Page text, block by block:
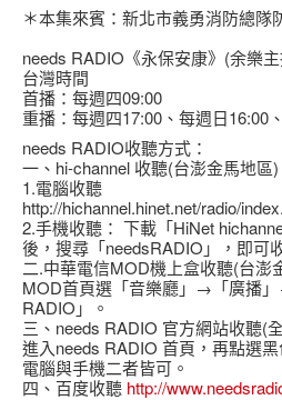
＊本集來賓：新北市義勇消防總隊
needs RADIO《永保安康》(余樂
台灣時間
首播：每週四09:00
重播：每週四17:00、每週日16:00
needs RADIO收聽方式：
一、hi-channel 收聽(台澎金馬地區)
1.電腦收聽
http://hichannel.hinet.net/radio/
2.手機收聽： 下載「HiNet
後，搜尋「needsRADIO」，即可
二.中華電信MOD機上盒收聽(台澎
MOD首頁選「音樂廳」→「廣播
RADIO」。
三、needs RADIO 官方網站收聽(
進入needs RADIO 首頁，再點選
電腦與手機二者皆可。
四、百度收聽 http://